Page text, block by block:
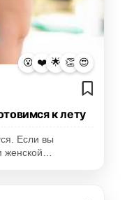
😮 ❤️ 🌟 👏 😍
к лету
Если вы
женской…